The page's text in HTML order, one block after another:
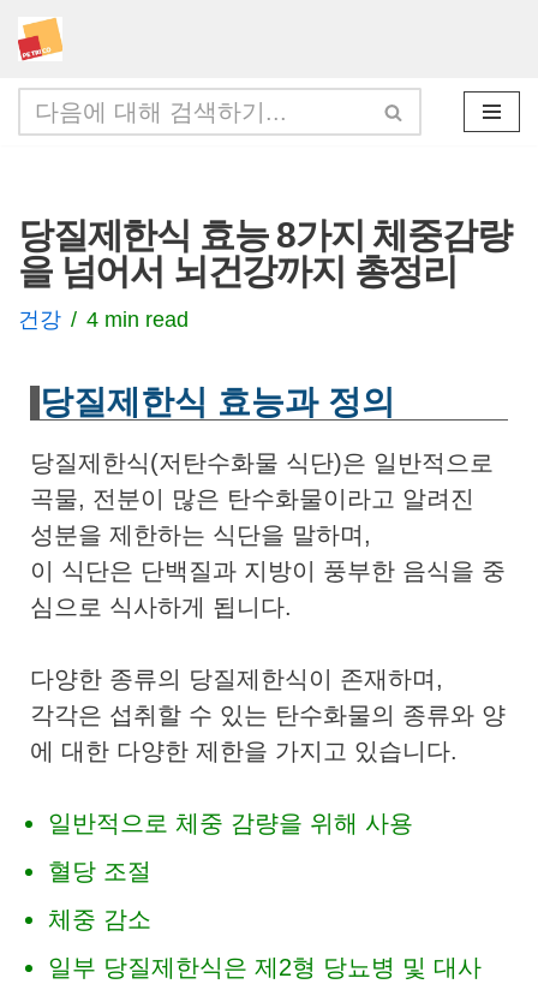
콘
텐
츠
너
뛰
기
당질제한식 효능 8가지 체중감량
을 넘어서 뇌건강까지 총정리
건강 4 min read
당질제한식 효능과 정의
당질제한식(저탄수화물 식단)은 일반적으로
곡물, 전분이 많은 탄수화물이라고 알려진
성분을 제한하는 식단을 말하며,
이 식단은 단백질과 지방이 풍부한 음식을 중
심으로 식사하게 됩니다.
다양한 종류의 당질제한식이 존재하며,
각각은 섭취할 수 있는 탄수화물의 종류와 양
에 대한 다양한 제한을 가지고 있습니다.
일반적으로 체중 감량을 위해 사용
혈당 조절
체중 감소
일부 당질제한식은 제2형 당뇨병 및 대사